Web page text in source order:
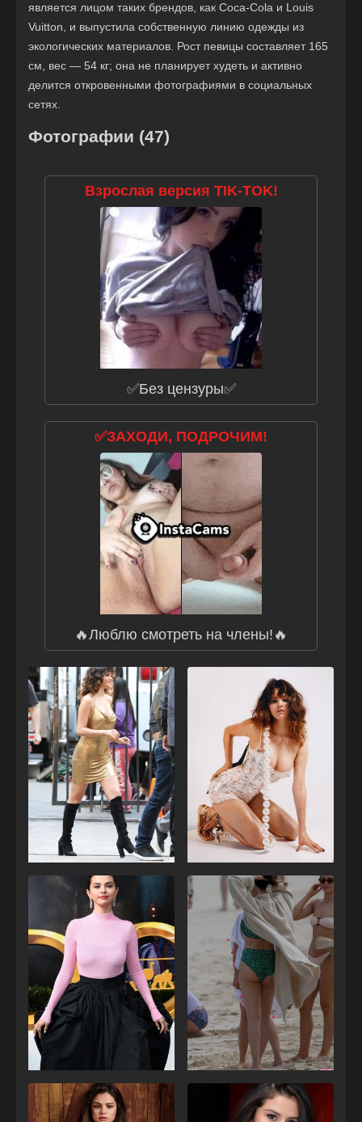
является лицом таких брендов, как Coca-Cola и Louis
Vuitton, и выпустила собственную линию одежды из
экологических материалов. Рост певицы составляет 165
см, вес — 54 кг; она не планирует худеть и активно
делится откровенными фотографиями в социальных
сетях.
Фотографии (47)
Взрослая версия TIK-TOK!
✅Без цензуры✅
✅ЗАХОДИ, ПОДРОЧИМ!
🔥Люблю смотреть на члены!🔥